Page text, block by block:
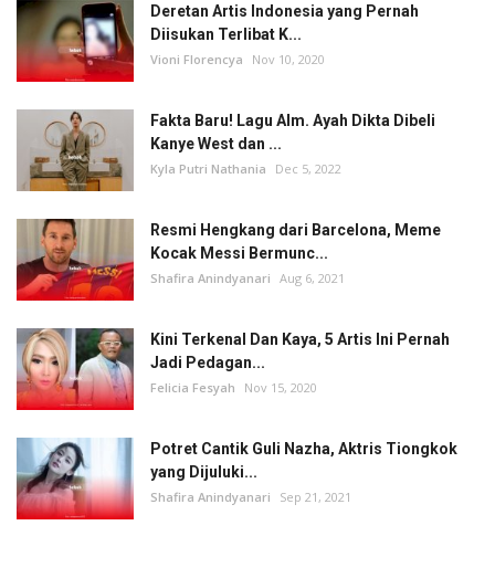
Deretan Artis Indonesia yang Pernah
Diisukan Terlibat K...
Vioni Florencya Nov 10, 2020
Fakta Baru! Lagu Alm. Ayah Dikta Dibeli
Kanye West dan ...
Kyla Putri Nathania Dec 5, 2022
Resmi Hengkang dari Barcelona, Meme
Kocak Messi Bermunc...
Shafira Anindyanari Aug 6, 2021
Kini Terkenal Dan Kaya, 5 Artis Ini Pernah
Jadi Pedagan...
Felicia Fesyah Nov 15, 2020
Potret Cantik Guli Nazha, Aktris Tiongkok
yang Dijuluki...
Shafira Anindyanari Sep 21, 2021